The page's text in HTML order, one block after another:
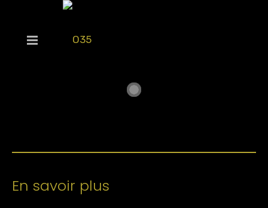
En savoir plus